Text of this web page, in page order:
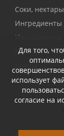
Для того,
использует
согласие на
Соки, нектары
Ингредиенты
Ингредиенты
Консервы
Крупы